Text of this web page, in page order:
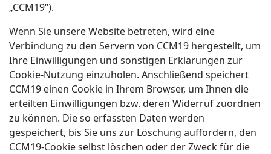
„CCM19“).
Wenn Sie unsere Website betreten, wird eine
Verbindung zu den Servern von CCM19 hergestellt, um
Ihre Einwilligungen und sonstigen Erklärungen zur
Cookie-Nutzung einzuholen. Anschließend speichert
CCM19 einen Cookie in Ihrem Browser, um Ihnen die
erteilten Einwilligungen bzw. deren Widerruf zuordnen
zu können. Die so erfassten Daten werden
gespeichert, bis Sie uns zur Löschung auffordern, den
CCM19-Cookie selbst löschen oder der Zweck für die